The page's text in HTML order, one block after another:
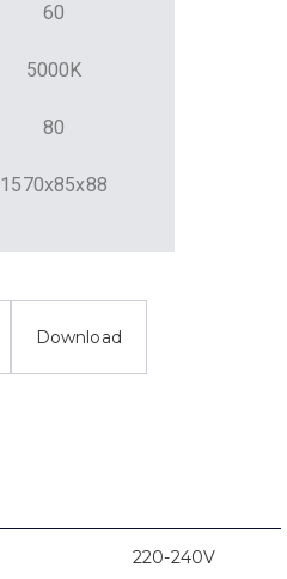
60
5000K
80
1570x85x88
Download
220-240V